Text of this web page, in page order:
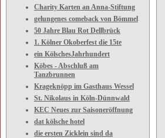
Charity Karten an Anna-Stiftung
gelungenes comeback von Bömmel
50 Jahre Blau Rot Dellbrück
1. Kölner Okoberfest die 15te
ein KölschesJahrhundert
Köbes - Abschluß am
Tanzbrunnen
Krageknöpp im Gasthaus Wessel
St. Nikolaus in Köln-Dünnwald
KEC Neues zur Saisoneröffnung
dat kölsche hotel
die ersten Zicklein sind da